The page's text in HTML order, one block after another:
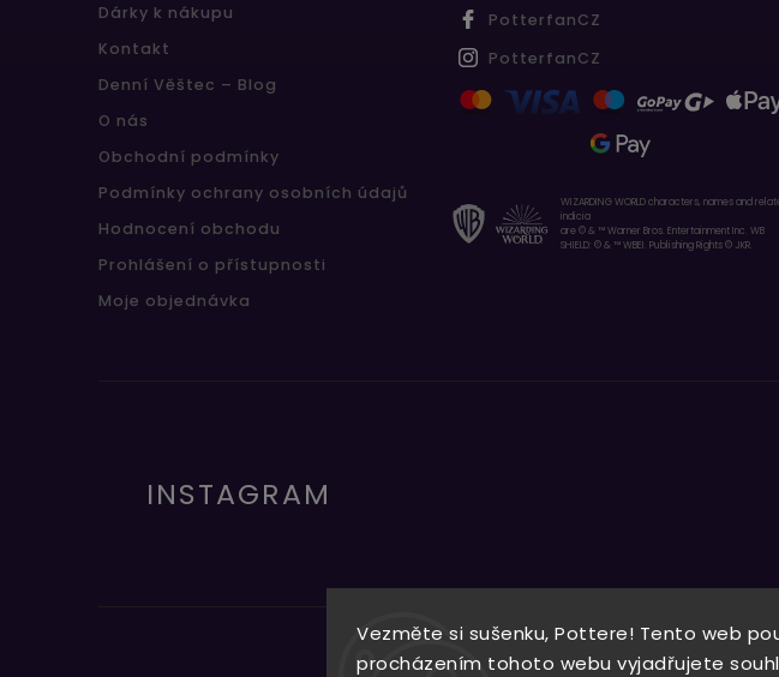
Vezměte si sušenku, Pottere! Tento web
procházením tohoto webu vyjadřujete
Dárky k nákupu
Kontakt
Denní Věštec – Blog
O nás
Obchodní podmínky
Podmínky ochrany osobních údajů
Hodnocení obchodu
Prohlášení o přístupnosti
Moje objednávka
PotterfanCZ
PotterfanCZ
WIZARDING WORLD characters, names and
indicia
are © & ™ Warner Bros. Entertainment Inc. WB
SHIELD: © & ™ WBEI. Publishing Rights © JKR.
INSTAGRAM
Copyright 2026